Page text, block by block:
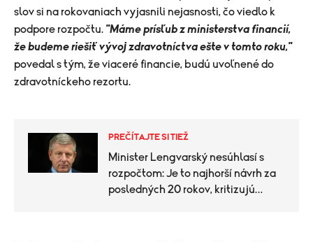
slov si na rokovaniach vyjasnili nejasnosti, čo viedlo k
podpore rozpočtu. "Máme prísľub z ministerstva financií,
že budeme riešiť vývoj zdravotníctva ešte v tomto roku,"
povedal s tým, že viaceré financie, budú uvoľnené do
zdravotníckeho rezortu.
PREČÍTAJTE SI TIEŽ
Minister Lengvarský nesúhlasí s
rozpočtom: Je to najhorší návrh za
posledných 20 rokov, kritizujú